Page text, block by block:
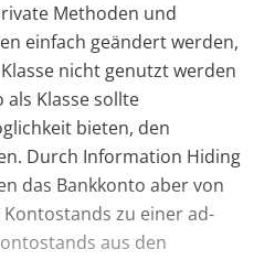
Methoden und
einfach geändert werden,
nicht genutzt werden
als Klasse sollte
bieten, den
Durch Information Hiding
das Bankkonto aber von
zu einer ad-
aus den